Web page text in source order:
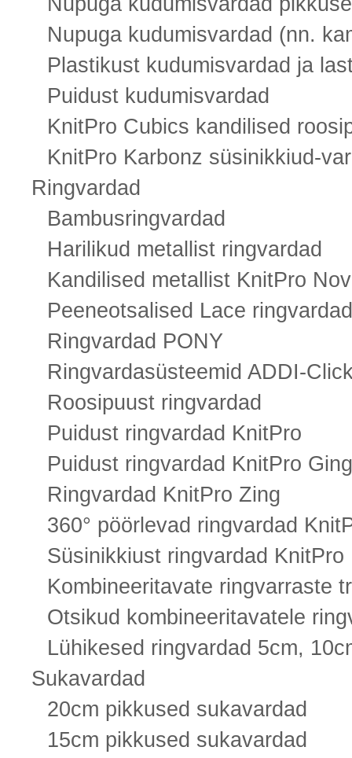
Nupuga kudumisvardad (nn.
Plastikust kudumisvardad ja
Puidust kudumisvardad
KnitPro Cubics kandilised
KnitPro Karbonz süsinikkiud-
Ringvardad
Bambusringvardad
Harilikud metallist ringvardad
Kandilised metallist KnitPro
Peeneotsalised Lace ringvardad
Ringvardad PONY
Ringvardasüsteemid ADDI-
Roosipuust ringvardad
Puidust ringvardad KnitPro
Puidust ringvardad KnitPro
Ringvardad KnitPro Zing
360° pöörlevad ringvardad
Süsinikkiust ringvardad KnitPro
Kombineeritavate ringvarraste
Otsikud kombineeritavatele
Lühikesed ringvardad 5cm,
Sukavardad
20cm pikkused sukavardad
15cm pikkused sukavardad